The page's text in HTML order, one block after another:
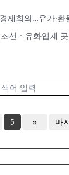
제회의…유가·환
선ㆍ유화업계
5 » 마